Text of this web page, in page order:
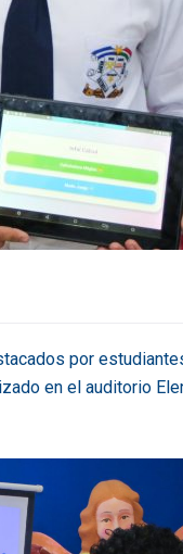
por
en el auditorio